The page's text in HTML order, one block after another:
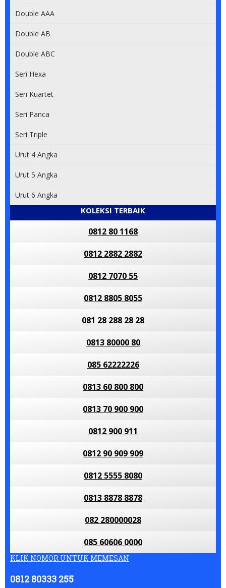
Double AAA
Double AB
Double ABC
Seri Hexa
Seri Kuartet
Seri Panca
Seri Triple
Urut 4 Angka
Urut 5 Angka
Urut 6 Angka
KOLEKSI TERBAIK
0812 80 1168
0812 2882 2882
0812 7070 55
0812 8805 8055
081 28 288 28 28
0813 80000 80
085 62222226
0813 60 800 800
0813 70 900 900
0812 900 911
0812 90 909 909
0812 5555 8080
0813 8878 8878
082 280000028
085 60606 0000
KLIK NOMOR UNTUK MEMESAN
0812 80333 255